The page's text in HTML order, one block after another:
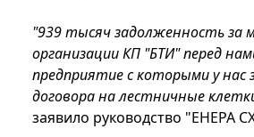
"939 тысяч задолженность за
организации КП "БТИ" перед
предприятие с которыми у нас
договора на лестничные
заявило руководство "ЕНЕРА